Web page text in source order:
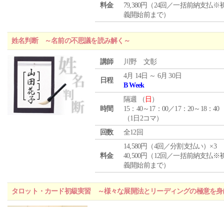
料金
79,380円（24回／一括前納支払※
義開始前まで）
姓名判断 ～名前の不思議を読み解く～
講師 川野 文彰
日程
4月 14日 ～ 6月 30日
B Week
時間
隔週 （ 日 ）
15：40～17：00／17：20～18：40
（1日2コマ）
回数
全12回
料金
14,580円（4回／分割支払い）×3
40,500円（12回／一括前納支払※
義開始前まで）
タロット・カード初級実習 ～様々な展開法とリーディングの極意を身